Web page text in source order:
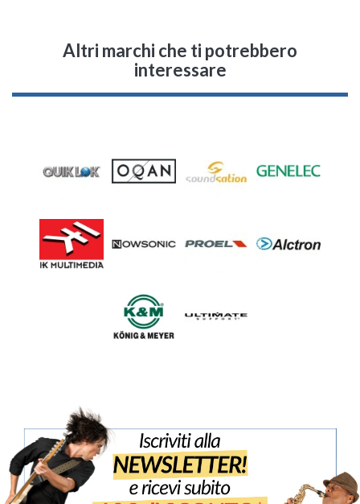
Altri marchi che ti potrebbero
interessare